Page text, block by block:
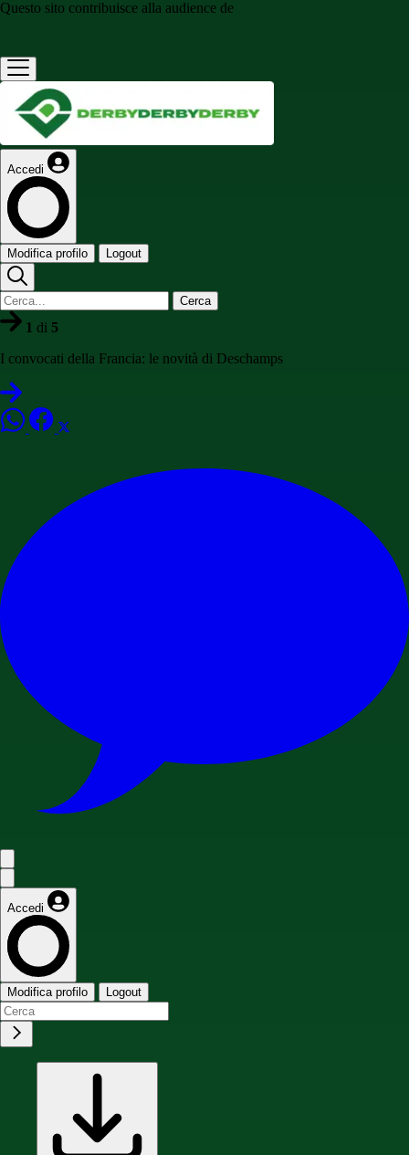
Questo sito contribuisce alla audience de
Accedi
Modifica profilo Logout
Cerca
1 di 5
I convocati della Francia: le novità di Deschamps
Accedi
Modifica profilo Logout